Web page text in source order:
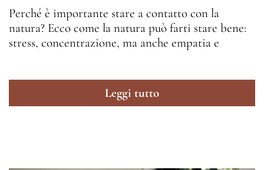
Perché è importante stare a contatto con la
natura? Ecco come la natura può farti stare bene:
stress, concentrazione, ma anche empatia e
Leggi tutto